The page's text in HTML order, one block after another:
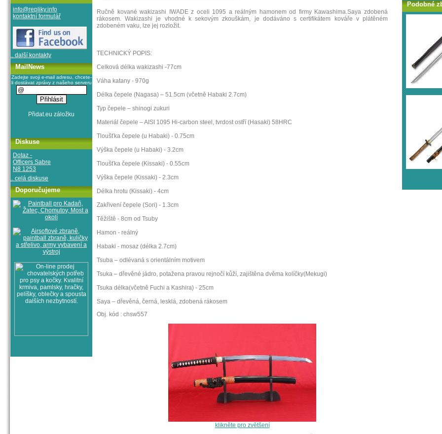
Ručně kované wakizashi IWADE z oceli 1095 a reálným hamonem od firmy Kawashima.Saya zdobená
rákosem. Wakizashi je vhodné k sekovým zkouškám, je dodáváno s certifikátem kováře v plátěném
zdobeném vaku, lze jej rozložit.
TECHNICKÝ POPIS:
Celková délka wakizashi -77cm
Váha katany - 970g
Délka čepele (Nagasa) – 51.5cm (včetně Habaki 2.7cm)
Typ čepele – shinogi zukuri
Materiál čepele – AISI 1095 Hi-carbon steel, tvrdost ostří (Hasaki) 58HRC
Tloušťka čepele (u Habaki) - 0.75cm
Výška čepele (u Habaki) - 3.2cm
Tloušťka čepele (Kissaki) - 0.55cm
Výška čepele (Kissaki) - 2.3cm
Délka hrotu (Kissaki) - 4cm
Zakřivení čepele (Sori) - 1.3cm
Těžiště - 8cm od Tsuby
Hamon - reálný
Habaki - mosaz (délka 2.7cm)
Tsuba – odlévaná s orientálním motivem
Tsuka – dřevěné jádro, potažena pravou rejnočí kůží, zajištěna dvěma kolíčky(Mekugi)
Tsuka délka(včetně Fuchi a Kashira) - 25cm
Saya – dřevěná, černá, lesklá, zdobená rákosem
Obj. kód : chsw557
klikněte pro zvětšení
info@repliky.info
kontaktní formulář
.. další kontakty
MailNews
Zadejte svoji e-mail adresu, chcete-
li dostávat zprávy z našeho serveru
Diskuse
Dotaz -
Officers Sabre
N8 1253
.. celá diskuse
Doporučujeme
Podobné